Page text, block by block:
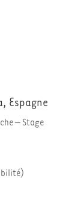
Espagne
– Stage